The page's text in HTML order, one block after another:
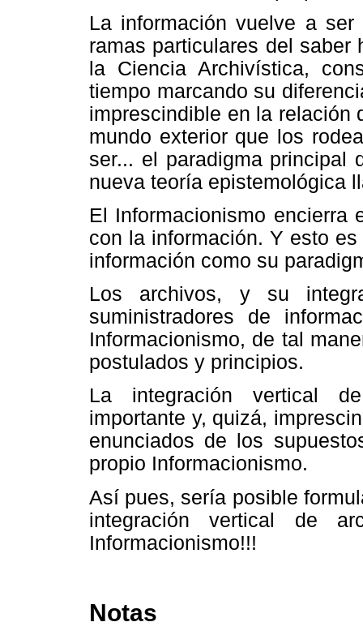
La información vuelve a
ramas particulares del saber
la Ciencia Archivística,
tiempo marcando su
imprescindible en la relación
mundo exterior que los
ser... el paradigma principal
nueva teoría epistemológica
El Informacionismo encierra
con la información. Y esto
información como su
Los archivos, y su
suministradores de
Informacionismo, de tal
postulados y principios.
La integración vertical
importante y, quizá,
enunciados de los
propio Informacionismo.
Así pues, sería posible
integración vertical de
Informacionismo!!!
Notas